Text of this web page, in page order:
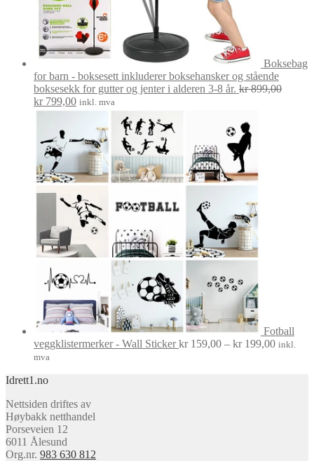
Boksebag
for barn - boksesett inkluderer boksehansker og stående
boksesekk for gutter og jenter i alderen 3-8 år. kr899,00
Opprinnelig
pris
kr 899,00.
kr799,00Nåværende
pris
kr 799,00.
inkl. mva
Fotball
veggklistermerker - Wall Sticker kr159,00 – kr199,00 inkl.
mva
Idrett1.no
Nettsiden driftes av
Høybakk netthandel
Porseveien 12
6011 Ålesund
Org.nr. 983 630 812